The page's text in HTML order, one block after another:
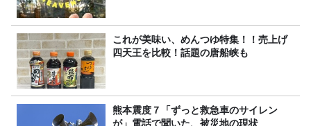
これが美味い、めんつゆ特集！！売上げ
四天王を比較！話題の唐船峡も
熊本震度７「ずっと救急車のサイレン
が」電話で聞いた、被災地の現状